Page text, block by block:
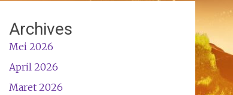
Archives
Mei 2026
April 2026
Maret 2026